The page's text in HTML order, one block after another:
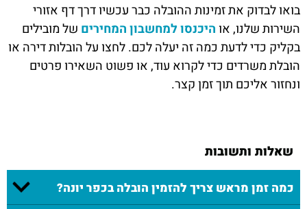
בואו לבדוק את זמינות ההובלה כבר עכשיו דרך דף אזורי
השירות שלנו, אוהיכנסו למחשבון המחירים של מובילים
בקליק כדי לדעת כמה זה יעלה לכם. לחצו על הובלות דירה או
הובלת משרדים כדי לקרוא עוד, או פשוט השאירו פרטים
ונחזור אליכם תוך זמן קצר.
שאלות ותשובות
כמה זמן מראש צריך להזמין הובלה בכפר יונה?